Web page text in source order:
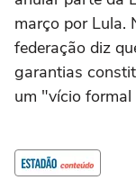
março por Lula.
federação diz
garantias
um "vício formal